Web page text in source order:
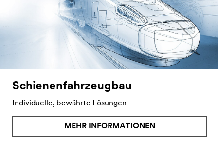
Schienenfahrzeugbau
Individuelle, bewährte Lösungen
MEHR INFORMATIONEN